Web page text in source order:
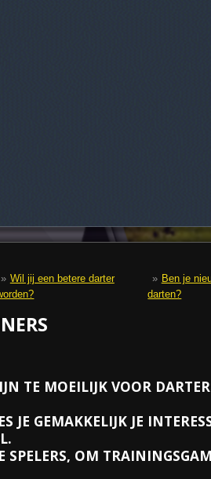
» Wil jij een betere darter
» Ben je
darten?
TE MOEILIJK VOOR
JE GEMAKKELIJK JE
SPELERS, OM